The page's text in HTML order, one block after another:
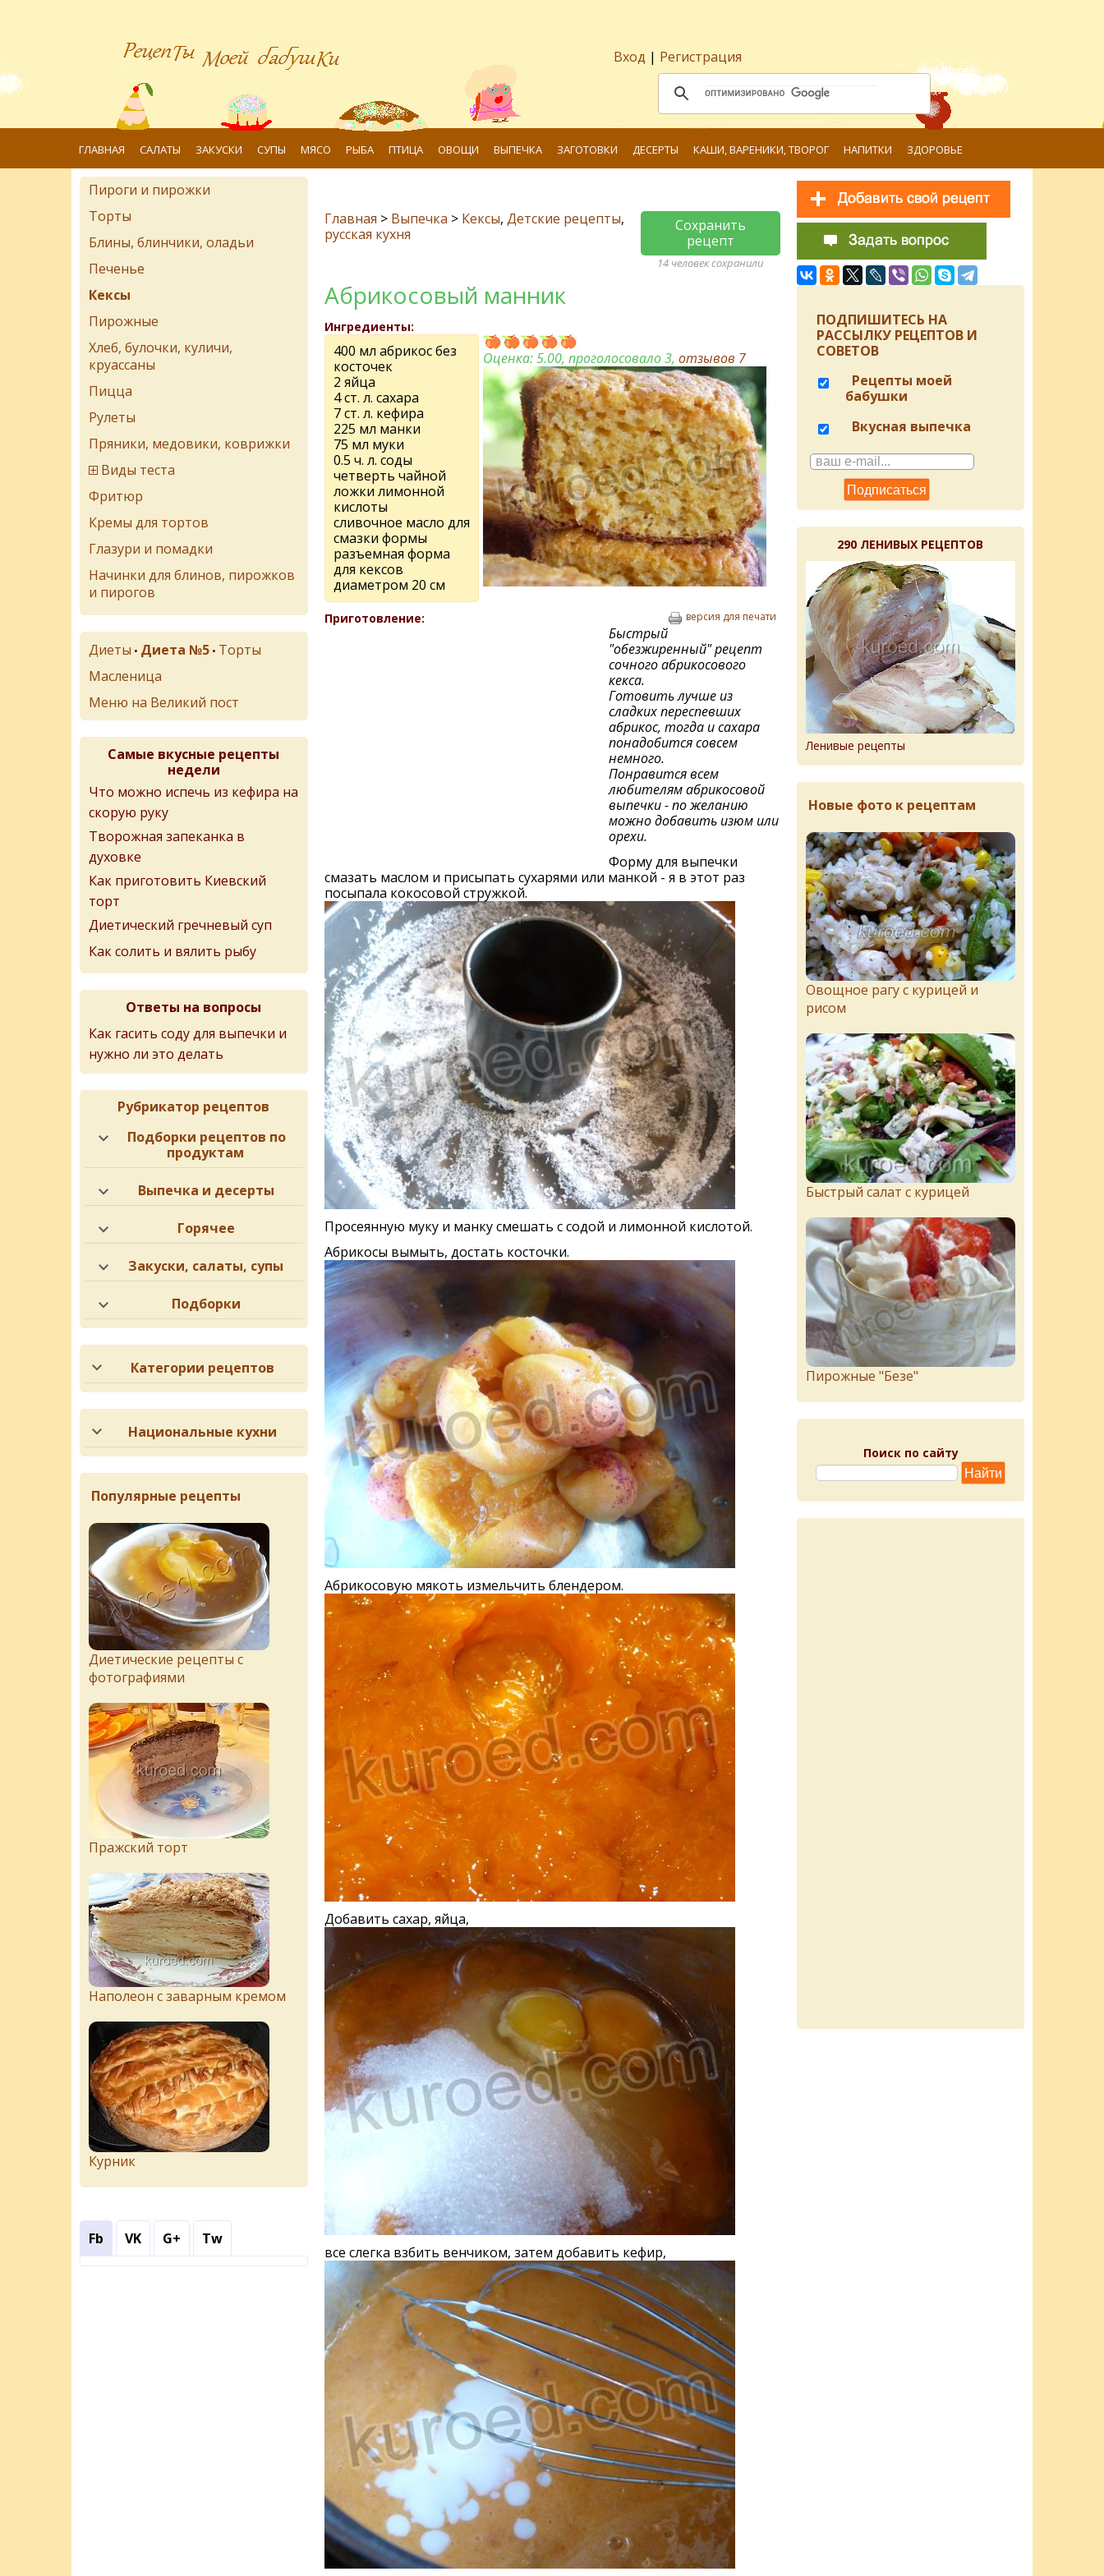
Вход | Регистрация
ГЛАВНАЯ САЛАТЫ ЗАКУСКИ СУПЫ МЯСО РЫБА ПТИЦА ОВОЩИ ВЫПЕЧКА ЗАГОТОВКИ ДЕСЕРТЫ КАШИ, ВАРЕНИКИ, ТВОРОГ НАПИТКИ ЗДОРОВЬЕ
Главная > Выпечка > Кексы, Детские рецепты,
русская кухня
Сохранить
рецепт
14 человек сохранили
Абрикосовый манник
Ингредиенты:
400 мл абрикос без
косточек
2 яйца
4 ст. л. сахара
7 ст. л. кефира
225 мл манки
75 мл муки
0.5 ч. л. соды
четверть чайной
ложки лимонной
кислоты
сливочное масло для
смазки формы
разъемная форма
для кексов
диаметром 20 см
Оценка:5.00, проголосовало 3,отзывов 7
Приготовление: версия для печати
Быстрый
"обезжиренный" рецепт
сочного абрикосового
кекса.
Готовить лучше из
сладких переспевших
абрикос, тогда и сахара
понадобится совсем
немного.
Понравится всем
любителям абрикосовой
выпечки - по желанию
можно добавить изюм или
орехи.
Форму для выпечки
смазать маслом и присыпать сухарями или манкой - я в этот раз
посыпала кокосовой стружкой.
Просеянную муку и манку смешать с содой и лимонной кислотой.
Абрикосы вымыть, достать косточки.
Абрикосовую мякоть измельчить блендером.
Добавить сахар, яйца,
все слегка взбить венчиком, затем добавить кефир,
Пироги и пирожки
Торты
Блины, блинчики, оладьи
Печенье
Кексы
Пирожные
Хлеб, булочки, куличи,
круассаны
Пицца
Рулеты
Пряники, медовики, коврижки
Виды теста
Фритюр
Кремы для тортов
Глазури и помадки
Начинки для блинов, пирожков
и пирогов
Диеты • Диета №5 • Торты
Масленица
Меню на Великий пост
Самые вкусные рецепты
недели
Что можно испечь из кефира на
скорую руку
Творожная запеканка в
духовке
Как приготовить Киевский
торт
Диетический гречневый суп
Как солить и вялить рыбу
Ответы на вопросы
Как гасить соду для выпечки и
нужно ли это делать
Рубрикатор рецептов
Подборки рецептов по
продуктам
Выпечка и десерты
Горячее
Закуски, салаты, супы
Подборки
Категории рецептов
Национальные кухни
Популярные рецепты
Диетические рецепты с
фотографиями
Пражский торт
Наполеон с заварным кремом
Курник
Fb VK G+ Tw
ПОДПИШИТЕСЬ НА
РАССЫЛКУ РЕЦЕПТОВ И
СОВЕТОВ
Рецепты моей
бабушки
Вкусная выпечка
290 ЛЕНИВЫХ РЕЦЕПТОВ
Ленивые рецепты
Новые фото к рецептам
Овощное рагу с курицей и
рисом
Быстрый салат с курицей
Пирожныe "Бeзe"
Поиск по сайту